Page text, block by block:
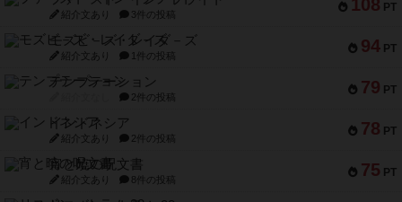
108 PT
紹介文あり 3件の投稿
94 PT
モズビ－ズ・レイダ－ズ
紹介文あり 1件の投稿
79 PT
テンプテーション
2件の投稿
78 PT
インドネシア
紹介文あり 2件の投稿
75 PT
宵と暁の呪文書
紹介文あり 8件の投稿